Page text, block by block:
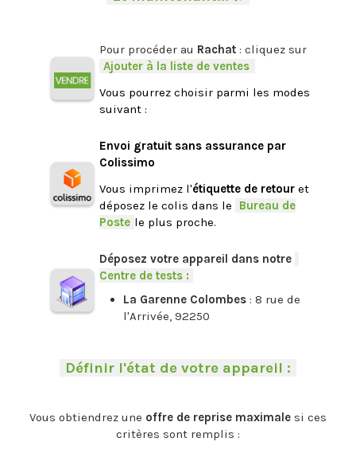
Pour procéder au Rachat : cliquez sur
Ajouter à la liste de ventes
Vous pourrez choisir parmi les modes
suivant :
Envoi gratuit sans assurance par
Colissimo
Vous imprimez l'étiquette de retour et
déposez le colis dans le
Bureau de
Poste le plus proche.
Déposez votre appareil dans notre
Centre de tests :
La Garenne Colombes : 8 rue de
l'Arrivée, 92250
Définir l'état de votre appareil :
Vous obtiendrez une offre de reprise maximale si ces
critères sont remplis :